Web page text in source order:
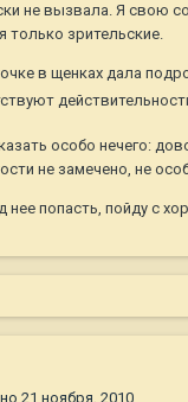
не вызвала. Я свою
только зрительские.
в щенках дала
особо нечего:
не замечено, не
нее попасть, пойду с
21 ноября, 2010